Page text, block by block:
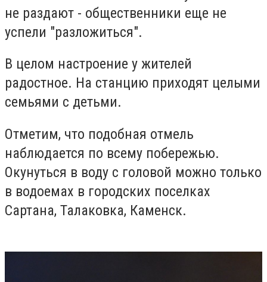
не раздают - общественники еще не
успели "разложиться".
В целом настроение у жителей
радостное. На станцию приходят целыми
семьями с детьми.
Отметим, что подобная отмель
наблюдается по всему побережью.
Окунуться в воду с головой можно только
в водоемах в городских поселках
Сартана, Талаковка, Каменск.